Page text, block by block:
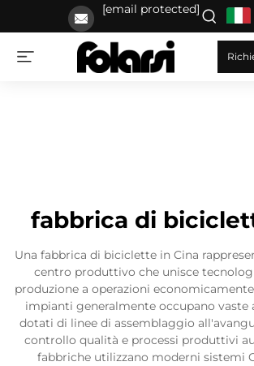
[email protected]
fabbrica di
Una fabbrica di biciclette in Cina
centro produttivo che unisce
produzione a operazioni
impianti generalmente occupano vaste
dotati di linee di assemblaggio
controllo qualità e processi produttivi
fabbriche utilizzano moderni sistemi